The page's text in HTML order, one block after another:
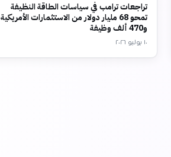
تراجعات ترامب في سياسات الطاقة النظيفة
تمحو 68 مليار دولار من الاستثمارات الأمريكية
و470 ألف وظيفة
١٠ يوليو ٢٠٢٦